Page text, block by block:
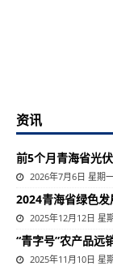
资讯
前5个月青海省光
2026年7月6日 星期
2024青海省绿色
2025年12月12日 星
“青字号”农产品远
2025年11月10日 星